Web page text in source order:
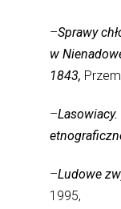
–Sprawy
w
1843,
–
–Ludowe
1995,